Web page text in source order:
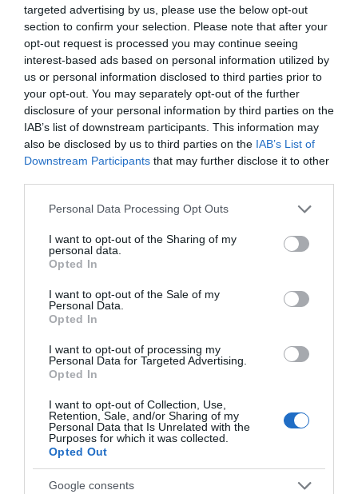
targeted advertising by us, please use the below opt-out
section to confirm your selection. Please note that after your
opt-out request is processed you may continue seeing
interest-based ads based on personal information utilized by
us or personal information disclosed to third parties prior to
your opt-out. You may separately opt-out of the further
disclosure of your personal information by third parties on the
IAB’s list of downstream participants. This information may
also be disclosed by us to third parties on the IAB’s List of
Downstream Participants that may further disclose it to other
Please note that this website/app uses one or more Google
not limited to your visit or usage behaviour. You may click to
grant or deny consent to Google and its third-party tags to
use your data for below specified purposes in below Google
consent section.
Personal Data Processing Opt Outs
I want to opt-out of the Sharing of my
personal data.
Opted In
I want to opt-out of the Sale of my
Personal Data.
Opted In
I want to opt-out of processing my
Personal Data for Targeted Advertising.
Opted In
I want to opt-out of Collection, Use,
Retention, Sale, and/or Sharing of my
Personal Data that Is Unrelated with the
Purposes for which it was collected.
Opted Out
Google consents
των Μέσων Μαζικής
Ενημέρωσης. Σε μια εφ’ όλης της ύλης
συνέντευξη στον Βασίλη Κουφόπουλο, αναλύει
το χρονοδιάγραμμα για τις περιφερειακές και
ραδιοφωνικές άδειες, το πακέτο στήριξης των 80
εκατομμυρίων ευρώ για τον Τύπο, αλλά και την
πρωτοβουλία για την άρση της ανωνυμίας στο
διαδίκτυο.
Η ΣΤΗΛΗ ΜΑΣ